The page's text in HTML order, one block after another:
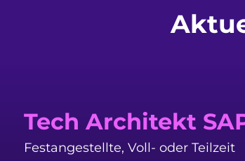
Tech Architekt
Festangestellte, Voll- oder Teilzeit